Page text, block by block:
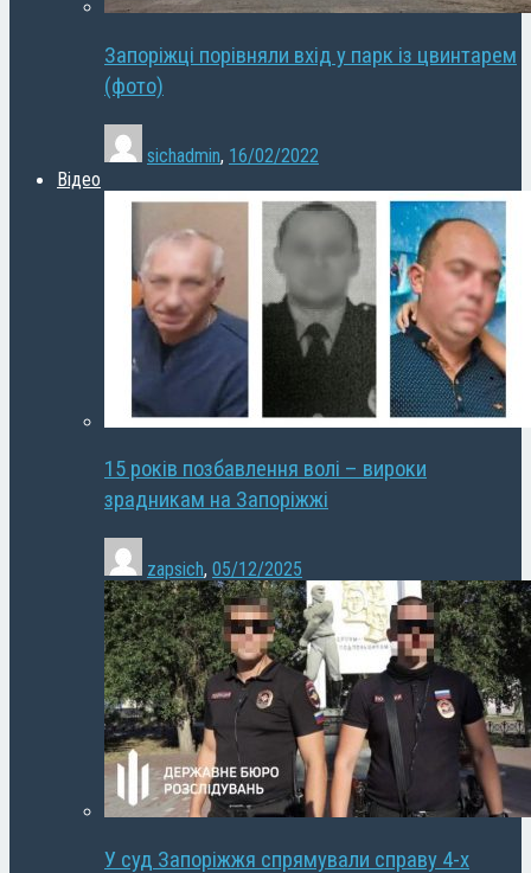
Запоріжці порівняли вхід у парк із цвинтарем
(фото)
sichadmin, 16/02/2022
Відео
15 років позбавлення волі – вироки
зрадникам на Запоріжжі
zapsich, 05/12/2025
У суд Запоріжжя спрямували справу 4-х